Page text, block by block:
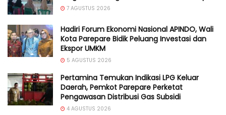
7 AGUSTUS 2026
Hadiri Forum Ekonomi Nasional APINDO, Wali
Kota Parepare Bidik Peluang Investasi dan
Ekspor UMKM
5 AGUSTUS 2026
Pertamina Temukan Indikasi LPG Keluar
Daerah, Pemkot Parepare Perketat
Pengawasan Distribusi Gas Subsidi
4 AGUSTUS 2026